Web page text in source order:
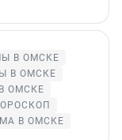
В ОМСКЕ
В ОМСКЕ
ОМСКЕ
В ОМСКЕ